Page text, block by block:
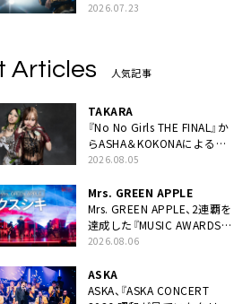
2026.07.23
Articles 人気記事
TAKARA
『No No Girls THE FINAL』か
らASHA＆KOKONAによるユ
ニット・TAKARAがデビュー
2026.08.05
Mrs. GREEN APPLE
Mrs. GREEN APPLE、2連覇を
達成した『MUSIC AWARDS
JAPAN 2026』での「クスシ
YouTube公開
2026.08.06
ASKA
ASKA、『ASKA CONCERT